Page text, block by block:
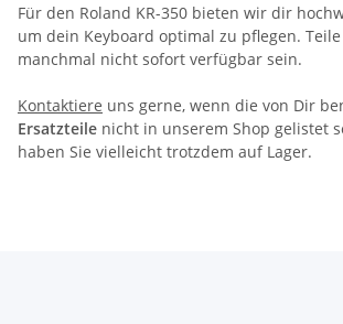
Für den Roland KR-350 bieten wir dir
um dein Keyboard optimal zu pflegen.
manchmal nicht sofort verfügbar sein.
Kontaktiere uns gerne, wenn die von Dir
Ersatzteile nicht in unserem Shop gelistet
haben Sie vielleicht trotzdem auf Lager.